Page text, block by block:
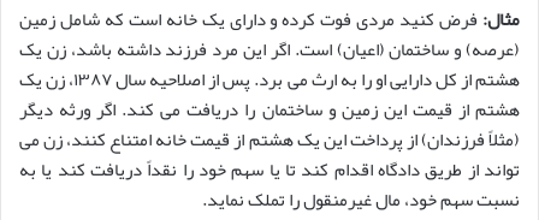
مثال: فرض کنید مردی فوت کرده و دارای یک خانه است که شامل زمین
(عرصه) و ساختمان (اعیان) است. اگر این مرد فرزند داشته باشد، زن یک
هشتم از کل دارایی او را به ارث می برد. پس از اصلاحیه سال ۱۳۸۷، زن یک
هشتم از قیمت این زمین و ساختمان را دریافت می کند. اگر ورثه دیگر
(مثلاً فرزندان) از پرداخت این یک هشتم از قیمت خانه امتناع کنند، زن می
تواند از طریق دادگاه اقدام کند تا یا سهم خود را نقداً دریافت کند یا به
نسبت سهم خود، مال غیرمنقول را تملک نماید.